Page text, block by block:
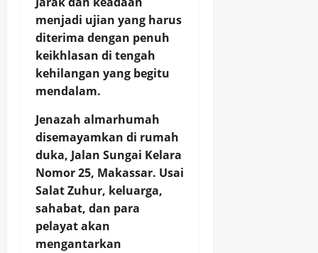
menjadi ujian yang harus
diterima dengan penuh
keikhlasan di tengah
kehilangan yang begitu
mendalam.
Jenazah almarhumah
disemayamkan di rumah
duka, Jalan Sungai Kelara
Nomor 25, Makassar. Usai
Salat Zuhur, keluarga,
sahabat, dan para
pelayat akan
mengantarkan